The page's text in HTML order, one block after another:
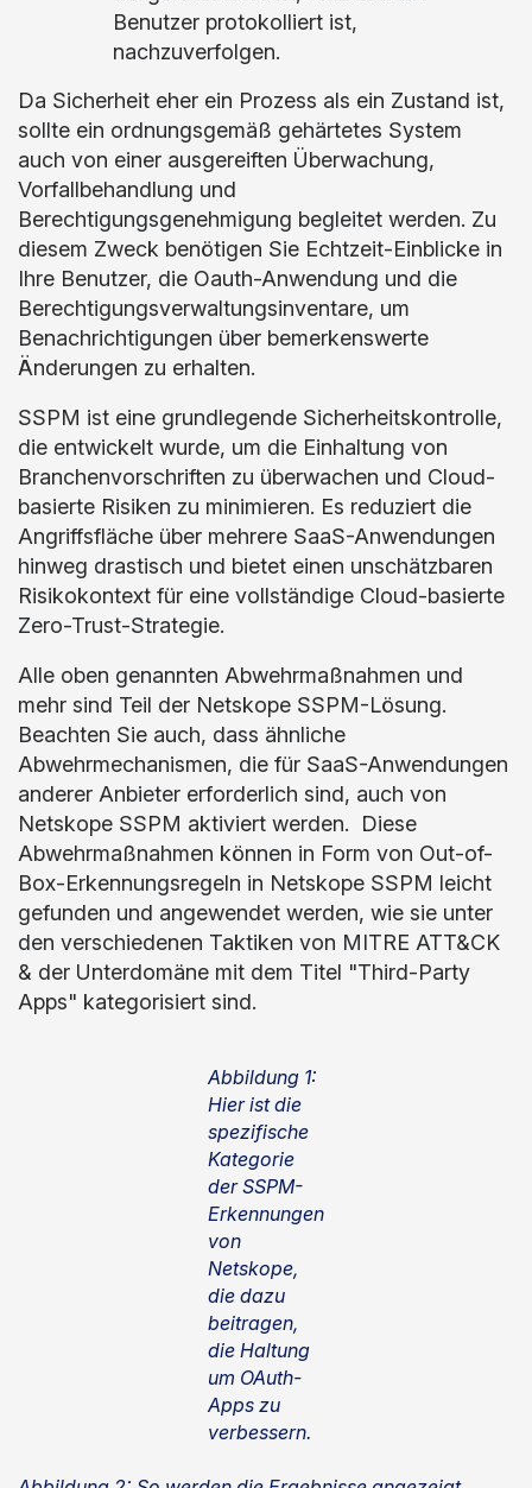
Benutzer protokolliert ist,
nachzuverfolgen.
Da Sicherheit eher ein Prozess als ein Zustand ist,
sollte ein ordnungsgemäß gehärtetes System
auch von einer ausgereiften Überwachung,
Vorfallbehandlung und
Berechtigungsgenehmigung begleitet werden. Zu
diesem Zweck benötigen Sie Echtzeit-Einblicke in
Ihre Benutzer, die Oauth-Anwendung und die
Berechtigungsverwaltungsinventare, um
Benachrichtigungen über bemerkenswerte
Änderungen zu erhalten.
SSPM ist eine grundlegende Sicherheitskontrolle,
die entwickelt wurde, um die Einhaltung von
Branchenvorschriften zu überwachen und Cloud-
basierte Risiken zu minimieren. Es reduziert die
Angriffsfläche über mehrere SaaS-Anwendungen
hinweg drastisch und bietet einen unschätzbaren
Risikokontext für eine vollständige Cloud-basierte
Zero-Trust-Strategie.
Alle oben genannten Abwehrmaßnahmen und
mehr sind Teil der Netskope SSPM-Lösung.
Beachten Sie auch, dass ähnliche
Abwehrmechanismen, die für SaaS-Anwendungen
anderer Anbieter erforderlich sind, auch von
Netskope SSPM aktiviert werden. Diese
Abwehrmaßnahmen können in Form von Out-of-
Box-Erkennungsregeln in Netskope SSPM leicht
gefunden und angewendet werden, wie sie unter
den verschiedenen Taktiken von MITRE ATT&CK
& der Unterdomäne mit dem Titel "Third-Party
Apps" kategorisiert sind.
Abbildung 1:
Hier ist die
spezifische
Kategorie
der SSPM-
Erkennungen
von
Netskope,
die dazu
beitragen,
die Haltung
um OAuth-
Apps zu
verbessern.